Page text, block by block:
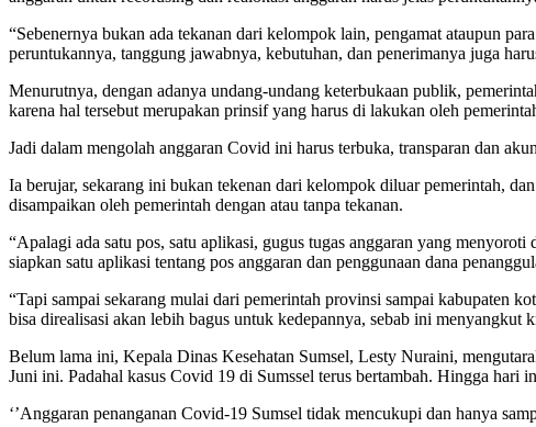
“Sebenernya bukan ada tekanan dari kelompok lain, pengamat ataupun
peruntukannya, tanggung jawabnya, kebutuhan, dan penerimanya juga
Menurutnya, dengan adanya undang-undang keterbukaan publik,
karena hal tersebut merupakan prinsif yang harus di lakukan oleh
Jadi dalam mengolah anggaran Covid ini harus terbuka, transparan dan
Ia berujar, sekarang ini bukan tekenan dari kelompok diluar pemerintah,
disampaikan oleh pemerintah dengan atau tanpa tekanan.
“Apalagi ada satu pos, satu aplikasi, gugus tugas anggaran yang
siapkan satu aplikasi tentang pos anggaran dan penggunaan dana
“Tapi sampai sekarang mulai dari pemerintah provinsi sampai kabupaten
bisa direalisasi akan lebih bagus untuk kedepannya, sebab ini menyangkut
Belum lama ini, Kepala Dinas Kesehatan Sumsel, Lesty Nuraini,
Juni ini. Padahal kasus Covid 19 di Sumssel terus bertambah. Hingga hari
‘’Anggaran penanganan Covid-19 Sumsel tidak mencukupi dan hanya